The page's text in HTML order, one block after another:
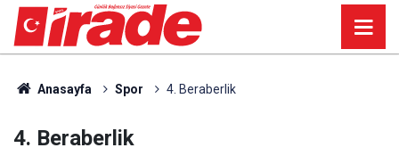
Anasayfa Spor 4. Beraberlik
4. Beraberlik